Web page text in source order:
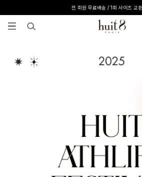
전 회원 무료배송 / 1회 사이즈 교